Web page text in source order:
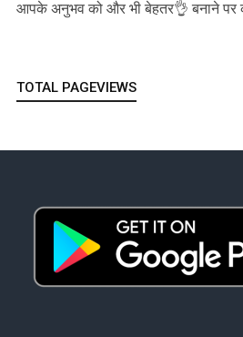
आपके अनुभव को और भी बेहतर👌 बनाने पर
TOTAL PAGEVIEWS